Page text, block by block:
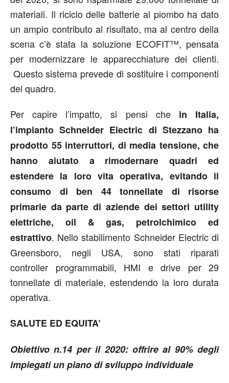
materiali. Il riciclo delle batterie al piombo ha dato
un ampio contributo al risultato, ma al centro della
scena c’è stata la soluzione ECOFIT™, pensata
per modernizzare le apparecchiature dei clienti.
Questo sistema prevede di sostituire i componenti
del quadro.
Per capire l’impatto, si pensi che in Italia,
l’impianto Schneider Electric di Stezzano ha
prodotto 55 interruttori, di media tensione, che
hanno aiutato a rimodernare quadri ed
estendere la loro vita operativa, evitando il
consumo di ben 44 tonnellate di risorse
primarie da parte di aziende dei settori utility
elettriche, oil & gas, petrolchimico ed
estrattivo. Nello stabilimento Schneider Electric di
Greensboro, negli USA, sono stati riparati
controller programmabili, HMI e drive per 29
tonnellate di materiale, estendendo la loro durata
operativa.
SALUTE ED EQUITA’
Obiettivo n.14 per il 2020: offrire al 90% degli
impiegati un piano di sviluppo individuale